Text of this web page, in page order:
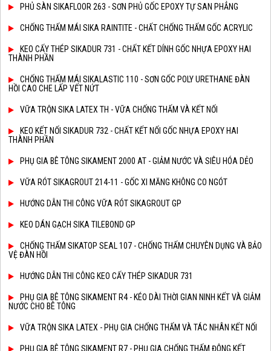
PHỦ SÀN SIKAFLOOR 263 - SƠN PHỦ GỐC EPOXY TỰ SAN PHẲNG
CHỐNG THẤM MÁI SIKA RAINTITE - CHẤT CHỐNG THẤM GỐC ACRYLIC
KEO CẤY THÉP SIKADUR 731 - CHẤT KẾT DÍNH GỐC NHỰA EPOXY HAI
THÀNH PHẦN
CHỐNG THẤM MÁI SIKALASTIC 110 - SƠN GỐC POLY URETHANE ĐÀN
HỒI CAO CHE LẤP VẾT NỨT
VỮA TRỘN SIKA LATEX TH - VỮA CHỐNG THẤM VÀ KẾT NỐI
KEO KẾT NỐI SIKADUR 732 - CHẤT KẾT NỐI GỐC NHỰA EPOXY HAI
THÀNH PHẦN
PHỤ GIA BÊ TÔNG SIKAMENT 2000 AT - GIẢM NƯỚC VÀ SIÊU HÓA DẺO
VỮA RÓT SIKAGROUT 214-11 - GỐC XI MĂNG KHÔNG CO NGÓT
HƯỚNG DẪN THI CÔNG VỮA RÓT SIKAGROUT GP
KEO DÁN GẠCH SIKA TILEBOND GP
CHỐNG THẤM SIKATOP SEAL 107 - CHỐNG THẤM CHUYÊN DỤNG VÀ BẢO
VỆ ĐÀN HỒI
HƯỚNG DẪN THI CÔNG KEO CẤY THÉP SIKADUR 731
PHỤ GIA BÊ TÔNG SIKAMENT R4 - KÉO DÀI THỜI GIAN NINH KẾT VÀ GIẢM
NƯỚC CHO BÊ TÔNG
VỮA TRỘN SIKA LATEX - PHỤ GIA CHỐNG THẤM VÀ TÁC NHÂN KẾT NỐI
PHỤ GIA BÊ TÔNG SIKAMENT R7 - PHỤ GIA CHỐNG THẤM ĐÔNG KẾT